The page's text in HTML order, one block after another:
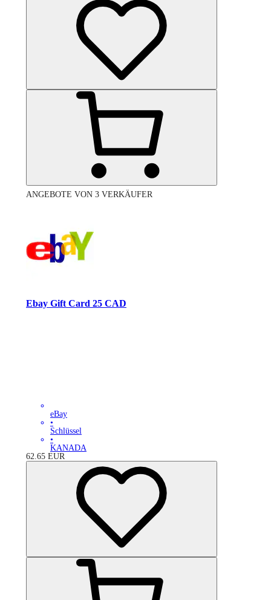
ANGEBOTE VON 3 VERKÄUFER
Ebay Gift Card 25 CAD
eBay
•
Schlüssel
•
KANADA
62.65 EUR